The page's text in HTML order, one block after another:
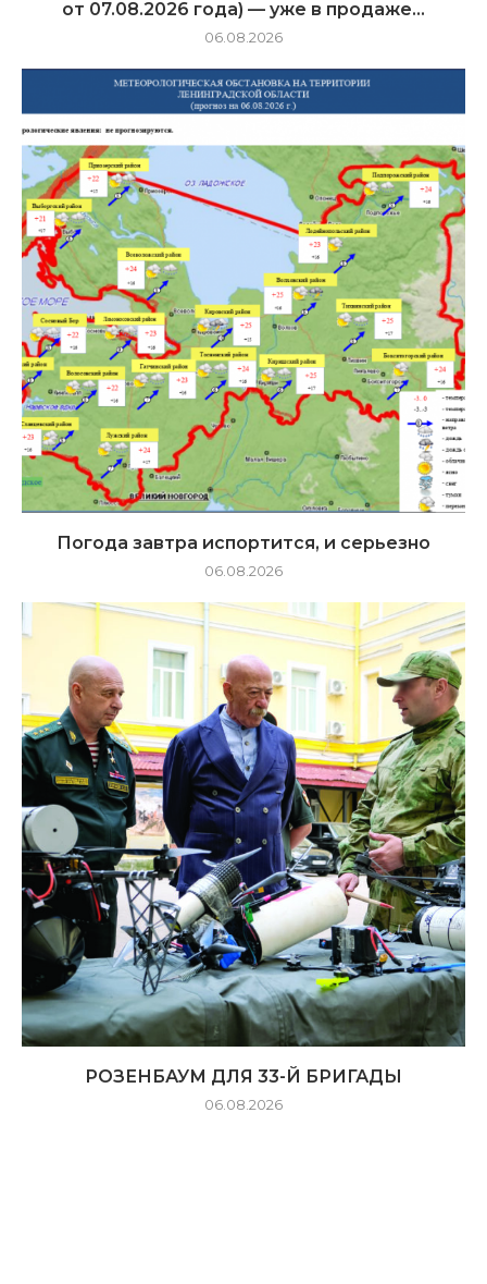
от 07.08.2026 года) — уже в продаже...
06.08.2026
Погода завтра испортится, и серьезно
06.08.2026
РОЗЕНБАУМ ДЛЯ 33-Й БРИГАДЫ
06.08.2026